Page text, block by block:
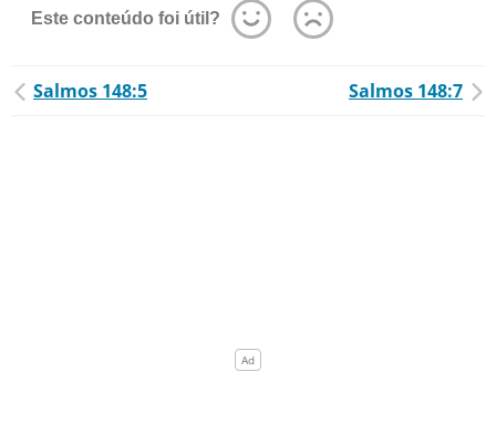
Este conteúdo foi útil?
Salmos 148:5 Salmos 148:7